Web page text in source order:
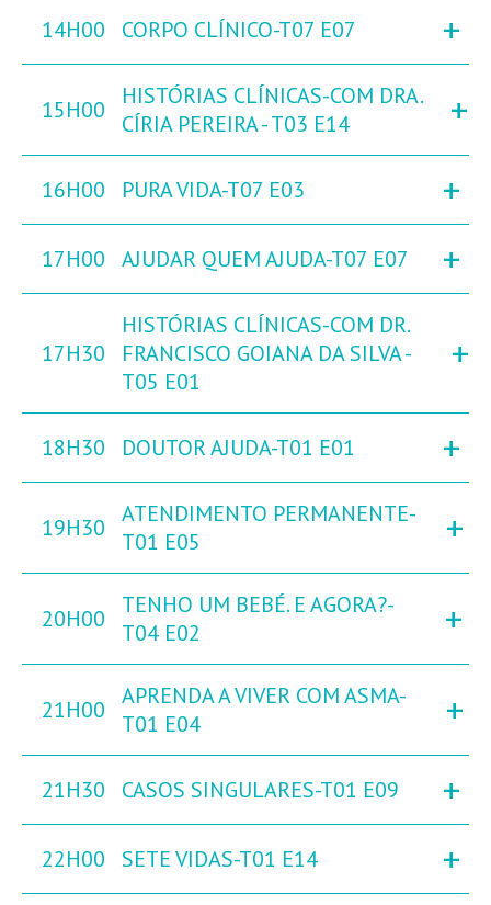
14H00 CORPO CLÍNICO-T07 E07 +
15H00
HISTÓRIAS CLÍNICAS-COM DRA.
CÍRIA PEREIRA - T03 E14
+
16H00 PURA VIDA-T07 E03 +
17H00 AJUDAR QUEM AJUDA-T07 E07 +
17H30
HISTÓRIAS CLÍNICAS-COM DR.
FRANCISCO GOIANA DA SILVA -
T05 E01
+
18H30 DOUTOR AJUDA-T01 E01 +
19H30
ATENDIMENTO PERMANENTE-
T01 E05
+
20H00
TENHO UM BEBÉ. E AGORA?-
T04 E02
+
21H00
APRENDA A VIVER COM ASMA-
T01 E04
+
21H30 CASOS SINGULARES-T01 E09 +
22H00 SETE VIDAS-T01 E14 +